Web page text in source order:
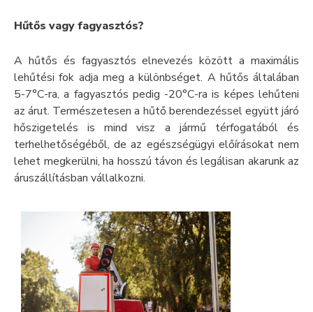
Hűtős vagy fagyasztós?
A hűtős és fagyasztós elnevezés között a maximális
lehűtési fok adja meg a különbséget. A hűtős általában
5-7°C-ra, a fagyasztós pedig -20°C-ra is képes lehűteni
az árut. Természetesen a hűtő berendezéssel együtt járó
hőszigetelés is mind visz a jármű térfogatából és
terhelhetőségéből, de az egészségügyi előírásokat nem
lehet megkerülni, ha hosszú távon és legálisan akarunk az
áruszállításban vállalkozni.